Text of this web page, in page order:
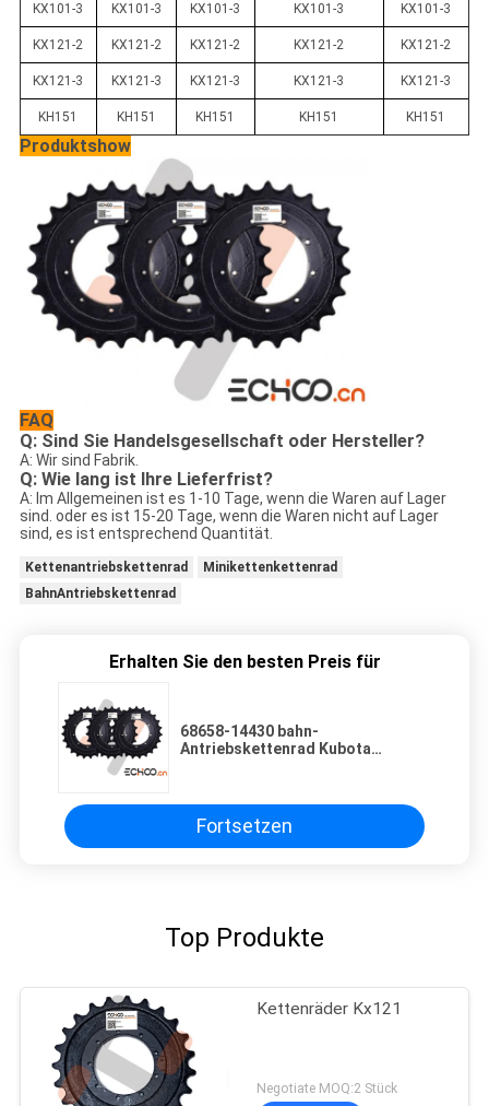
KX101-3 KX101-3 KX101-3 KX101-3 KX101-3
KX121-2 KX121-2 KX121-2 KX121-2 KX121-2
KX121-3 KX121-3 KX121-3 KX121-3 KX121-3
KH151 KH151 KH151 KH151 KH151
Produktshow
FAQ
Q: Sind Sie Handelsgesellschaft oder Hersteller?
A: Wir sind Fabrik.
Q: Wie lang ist Ihre Lieferfrist?
A: Im Allgemeinen ist es 1-10 Tage, wenn die Waren auf Lager
sind. oder es ist 15-20 Tage, wenn die Waren nicht auf Lager
sind, es ist entsprechend Quantität.
Kettenantriebskettenrad
Minikettenkettenrad
BahnAntriebskettenrad
Erhalten Sie den besten Preis für
68658-14430 bahn-
Antriebskettenrad Kubota
Fortsetzen
Top Produkte
Kettenräder Kx121
Negotiate MOQ:2 Stück